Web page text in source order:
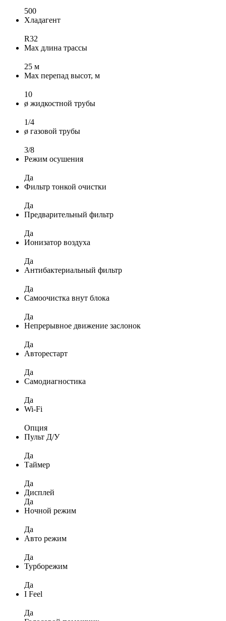
500
Хладагент
R32
Max длина трассы
25 м
Max перепад высот, м
10
ø жидкостной трубы
1/4
ø газовой трубы
3/8
Режим осушения
Да
Фильтр тонкой очистки
Да
Предварительный фильтр
Да
Ионизатор воздуха
Да
Антибактериальный фильтр
Да
Самоочистка внут блока
Да
Непрерывное движение заслонок
Да
Авторестарт
Да
Самодиагностика
Да
Wi-Fi
Опция
Пульт Д/У
Да
Таймер
Да
Дисплей
Да
Ночной режим
Да
Авто режим
Да
Турборежим
Да
I Feel
Да